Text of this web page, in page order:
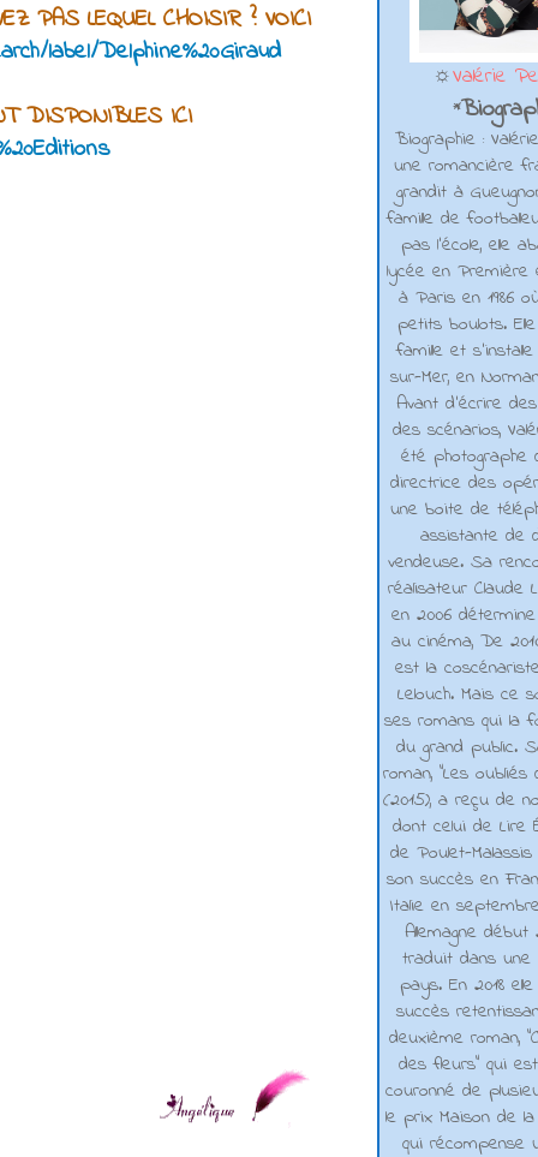
PAS LEQUEL CHOISIR ? VOICI
label/Delphine%20Giraud
DISPONIBLES ICI
☼Valérie
*
Biographie :
une romancière
grandit à
famille de
pas l'école, elle
lycée en
à Paris en 1986
petits boulots.
famille et
sur-Mer, en
Avant d’écrire
des scénarios,
été photographe
directrice des
une boite de
assistante de
vendeuse. Sa
réalisateur Claude
en 2006
au cinéma, De
est la
Lelouch. Mais ce
ses romans qui la
du grand public.
roman, "Les oubliés
(2015), a reçu de
dont celui de Lire
de Poulet-
son succès en
Italie en
Allemagne début
traduit dans une
pays. En 2018
succès
deuxième roman,
des fleurs" qui
couronné de
le prix Maison de la
qui récompense